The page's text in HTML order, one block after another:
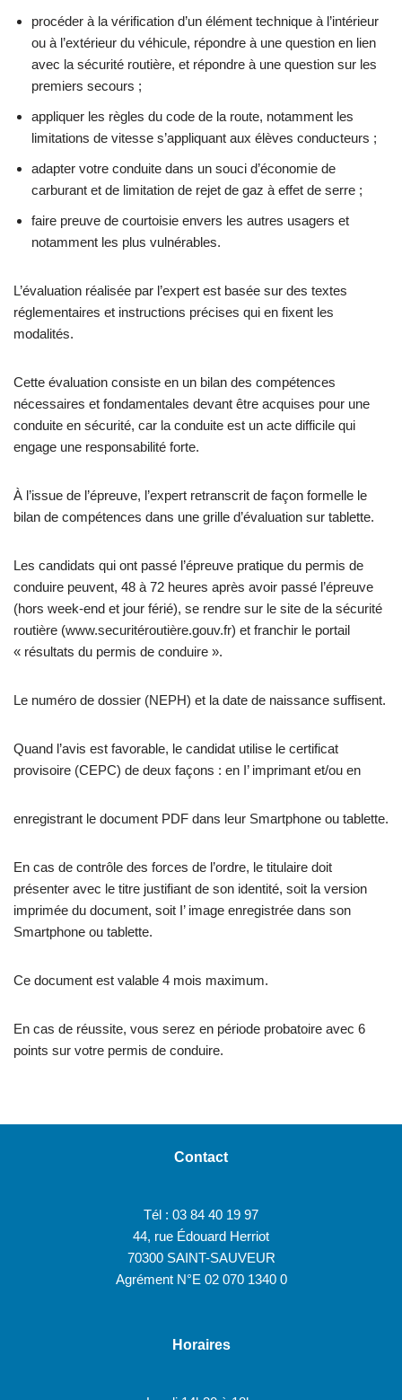
procéder à la vérification d’un élément technique à l’intérieur
ou à l’extérieur du véhicule, répondre à une question en lien
avec la sécurité routière, et répondre à une question sur les
premiers secours ;
appliquer les règles du code de la route, notamment les
limitations de vitesse s’appliquant aux élèves conducteurs ;
adapter votre conduite dans un souci d’économie de
carburant et de limitation de rejet de gaz à effet de serre ;
faire preuve de courtoisie envers les autres usagers et
notamment les plus vulnérables.
L’évaluation réalisée par l’expert est basée sur des textes
réglementaires et instructions précises qui en fixent les
modalités.
Cette évaluation consiste en un bilan des compétences
nécessaires et fondamentales devant être acquises pour une
conduite en sécurité, car la conduite est un acte difficile qui
engage une responsabilité forte.
À l’issue de l’épreuve, l’expert retranscrit de façon formelle le
bilan de compétences dans une grille d’évaluation sur tablette.
Les candidats qui ont passé l’épreuve pratique du permis de
conduire peuvent, 48 à 72 heures après avoir passé l’épreuve
(hors week-end et jour férié), se rendre sur le site de la sécurité
routière (www.securitéroutière.gouv.fr) et franchir le portail
« résultats du permis de conduire ».
Le numéro de dossier (NEPH) et la date de naissance suffisent.
Quand l’avis est favorable, le candidat utilise le certificat
provisoire (CEPC) de deux façons : en I’ imprimant et/ou en
enregistrant le document PDF dans leur Smartphone ou tablette.
En cas de contrôle des forces de l’ordre, le titulaire doit
présenter avec le titre justifiant de son identité, soit la version
imprimée du document, soit I’ image enregistrée dans son
Smartphone ou tablette.
Ce document est valable 4 mois maximum.
En cas de réussite, vous serez en période probatoire avec 6
points sur votre permis de conduire.
Contact
Tél : 03 84 40 19 97
44, rue Édouard Herriot
70300 SAINT-SAUVEUR
Agrément N°E 02 070 1340 0
Horaires